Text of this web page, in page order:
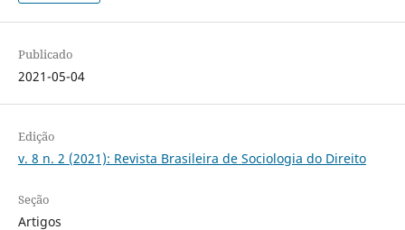
Publicado
2021-05-04
Edição
v. 8 n. 2 (2021): Revista Brasileira de Sociologia do Direito
Seção
Artigos